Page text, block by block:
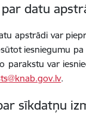
datu
apstrādi var
iesniegumu
parakstu var
@knab.gov.lv.
sīkdatņu